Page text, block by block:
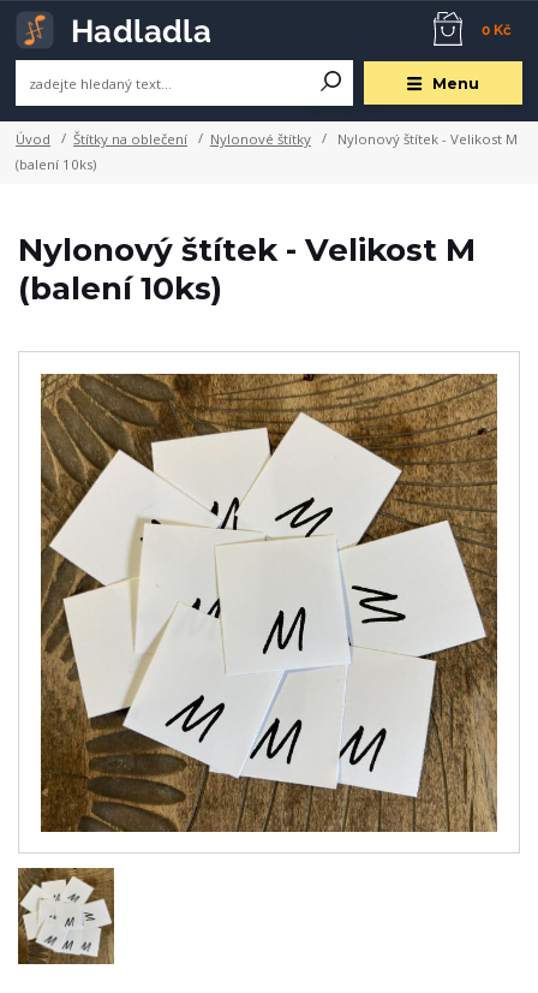
Menu
0 Kč
Úvod Štítky na oblečení Nylonové štítky
Nylonový štítek - Velikost M
(balení 10ks)
Nylonový štítek - Velikost M
(balení 10ks)